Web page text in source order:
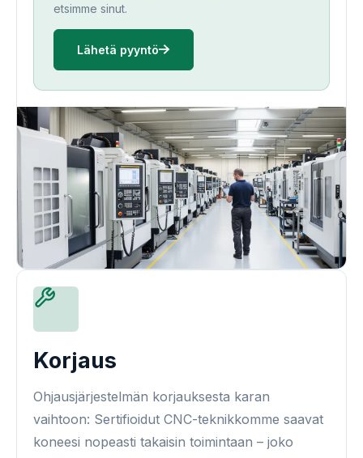
etsimme sinut.
Lähetä pyyntö
Korjaus
Ohjausjärjestelmän korjauksesta karan
vaihtoon: Sertifioidut CNC-teknikkomme saavat
koneesi nopeasti takaisin toimintaan – joko